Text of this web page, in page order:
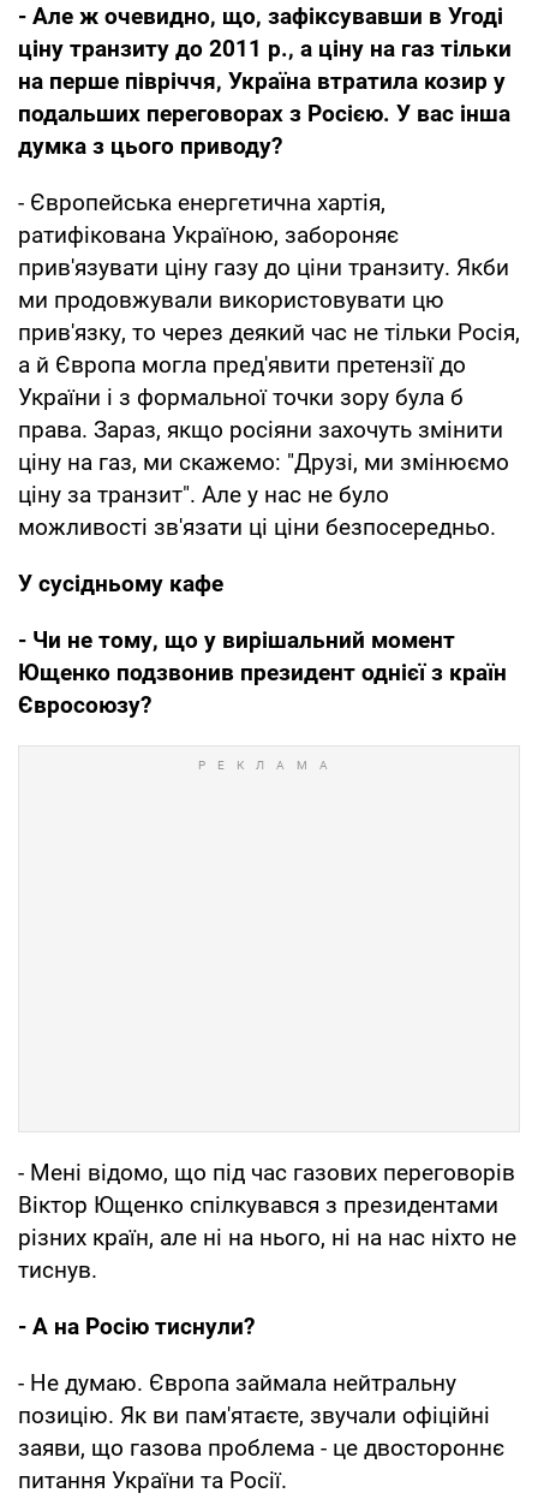
- Але ж очевидно, що, зафіксувавши в Угоді
ціну транзиту до 2011 р., а ціну на газ тільки
на перше півріччя, Україна втратила козир у
подальших переговорах з Росією. У вас інша
думка з цього приводу?
- Європейська енергетична хартія,
ратифікована Україною, забороняє
прив'язувати ціну газу до ціни транзиту. Якби
ми продовжували використовувати цю
прив'язку, то через деякий час не тільки Росія,
а й Європа могла пред'явити претензії до
України і з формальної точки зору була б
права. Зараз, якщо росіяни захочуть змінити
ціну на газ, ми скажемо: "Друзі, ми змінюємо
ціну за транзит". Але у нас не було
можливості зв'язати ці ціни безпосередньо.
У сусідньому кафе
- Чи не тому, що у вирішальний момент
Ющенко подзвонив президент однієї з країн
Євросоюзу?
- Мені відомо, що під час газових переговорів
Віктор Ющенко спілкувався з президентами
різних країн, але ні на нього, ні на нас ніхто не
тиснув.
- А на Росію тиснули?
- Не думаю. Європа займала нейтральну
позицію. Як ви пам'ятаєте, звучали офіційні
заяви, що газова проблема - це двостороннє
питання України та Росії.